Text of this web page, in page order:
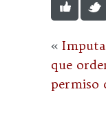
«
que
permiso